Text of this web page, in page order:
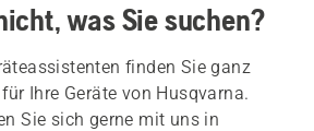
was Sie suchen?
finden Sie ganz
Ihre Geräte von Husqvarna.
Sie sich gerne mit uns in